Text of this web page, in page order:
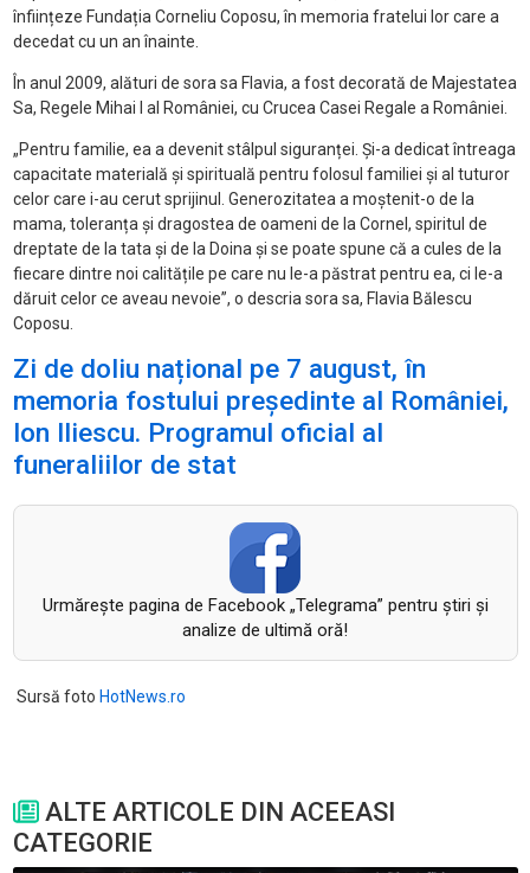
înființeze Fundația Corneliu Coposu, în memoria fratelui lor care a
decedat cu un an înainte.
În anul 2009, alături de sora sa Flavia, a fost decorată de Majestatea
Sa, Regele Mihai I al României, cu Crucea Casei Regale a României.
„Pentru familie, ea a devenit stâlpul siguranței. Și-a dedicat întreaga
capacitate materială și spirituală pentru folosul familiei și al tuturor
celor care i-au cerut sprijinul. Generozitatea a moștenit-o de la
mama, toleranța și dragostea de oameni de la Cornel, spiritul de
dreptate de la tata și de la Doina și se poate spune că a cules de la
fiecare dintre noi calitățile pe care nu le-a păstrat pentru ea, ci le-a
dăruit celor ce aveau nevoie”, o descria sora sa, Flavia Bălescu
Coposu.
Zi de doliu național pe 7 august, în
memoria fostului președinte al României,
Ion Iliescu. Programul oficial al
funeraliilor de stat
Urmăreşte pagina de Facebook „Telegrama” pentru ştiri şi
analize de ultimă oră!
Sursă foto HotNews.ro
ALTE ARTICOLE DIN ACEEASI
CATEGORIE